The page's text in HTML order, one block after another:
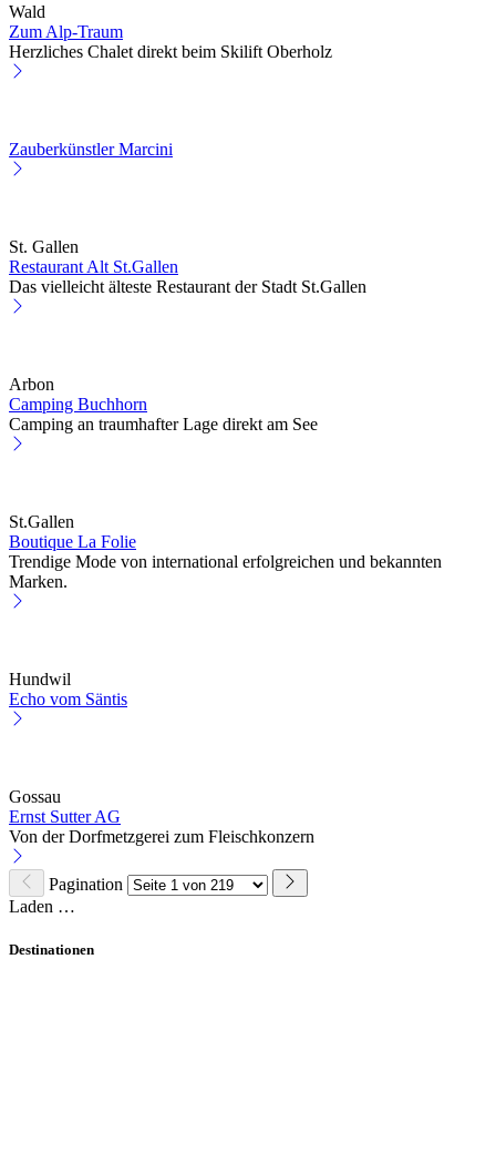
Wald
Zum Alp-Traum
Herzliches Chalet direkt beim Skilift Oberholz
Zauberkünstler Marcini
St. Gallen
Restaurant Alt St.Gallen
Das vielleicht älteste Restaurant der Stadt St.Gallen
Arbon
Camping Buchhorn
Camping an traumhafter Lage direkt am See
St.Gallen
Boutique La Folie
Trendige Mode von international erfolgreichen und bekannten
Marken.
Hundwil
Echo vom Säntis
Gossau
Ernst Sutter AG
Von der Dorfmetzgerei zum Fleischkonzern
Pagination
Laden …
Destinationen